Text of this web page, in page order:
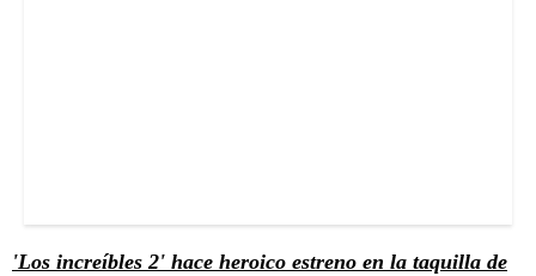
'Los increíbles 2' hace heroico estreno en la taquilla de